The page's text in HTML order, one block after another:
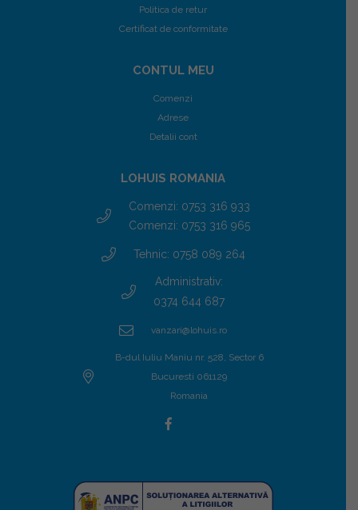
Politica de retur
Certificat de conformitate
CONTUL MEU
Comenzi
Adrese
Detalii cont
LOHUIS ROMANIA
Comenzi: 0753 316 933
Comenzi: 0753 316 965
Tehnic: 0758 089 264
Administrativ:
0374 644 687
vanzari@lohuis.ro
B-dul Iuliu Maniu nr. 528, Sector 6
Bucuresti 061129
Romania